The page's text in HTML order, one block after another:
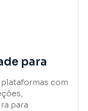
para
com
para